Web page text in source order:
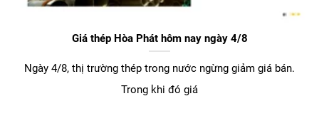
Giá thép Hòa Phát hôm nay ngày 4/8
Ngày 4/8, thị trường thép trong nước ngừng giảm giá bán.
Trong khi đó giá